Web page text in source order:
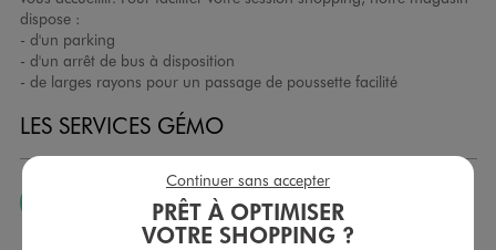
dispose :
- d'un parking
- d'un arrêt de bus à disposition
- de larges rayons pour un passage de poussette facilité
LES SERVICES GÉMO
JE PEUX CHANGER D’AVIS
Nous échangeons et vous proposons un avoir ou un
PRÊT À OPTIMISER
VOTRE SHOPPING ?
Continuer sans accepter